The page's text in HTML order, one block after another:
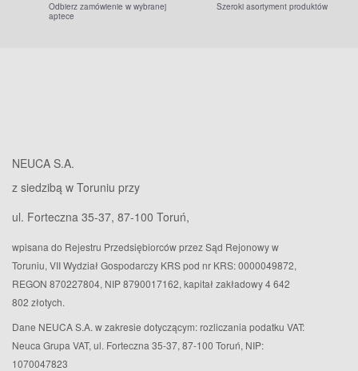
Odbierz zamówienie w wybranej
aptece
Szeroki asortyment produktów
NEUCA S.A.
z siedzibą w Toruniu przy
ul. Forteczna 35-37, 87-100 Toruń,
wpisana do Rejestru Przedsiębiorców przez Sąd Rejonowy w
Toruniu, VII Wydział Gospodarczy KRS pod nr KRS: 0000049872,
REGON 870227804, NIP 8790017162, kapitał zakładowy 4 642
802 złotych.
Dane NEUCA S.A. w zakresie dotyczącym: rozliczania podatku VAT:
Neuca Grupa VAT, ul. Forteczna 35-37, 87-100 Toruń, NIP:
1070047823